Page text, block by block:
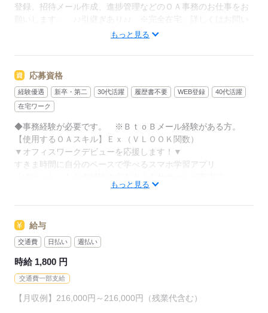
登録、招待メール作成、進捗管理などのＯＡ事務のお仕事をお
願いします。 ♪♪引継ぎあり♪♪ ※完全在宅。詳しくはお問い
電話なしのコツコツ系データ入力や英語を使う事務、
大学やコールセンターなどのお仕事も扱っています。
在宅のお仕事があるエリアも☆
9月・10月スタートもご相談ください♪
応募する
もっと見る
応募資格
経験優遇 新卒・第二 30代活躍 履歴書不要 WEB登録
40代活躍
在宅ワーク
◆事務経験が必要です。 ※ＢｔｏＢメール経験がある方。
【使用するＯＡスキル】Ｅｘ（ＶＬＯＯＫ関数）
▼オフィスワークデビューを応援します！▼
すきま時間に自分のペースで学べるスマホ学習アプリ
もっと見る
給与
交通費 日払い 週払い
時給 1,800 円
交通費一部支給
【月収例】216,000円～216,000円（残業代含む）